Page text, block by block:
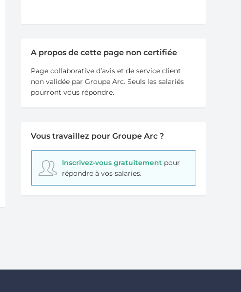
A propos de cette page non certifiée
Page collaborative d’avis et de service client
non validée par Groupe Arc. Seuls les salariés
pourront vous répondre.
Vous travaillez pour Groupe Arc ?
Inscrivez-vous gratuitementpour
répondre à vos salaries.